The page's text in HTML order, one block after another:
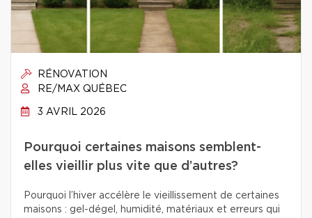
RÉNOVATION
RE/MAX QUÉBEC
3 AVRIL 2026
Pourquoi certaines maisons semblent-
elles vieillir plus vite que d’autres?
Pourquoi l’hiver accélère le vieillissement de certaines
maisons : gel-dégel, humidité, matériaux et erreurs qui